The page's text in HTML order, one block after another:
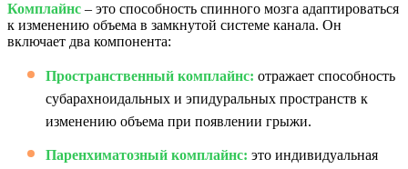
Комплайнс – это способность спинного мозга адаптироваться
к изменению объема в замкнутой системе канала. Он
включает два компонента:
Пространственный комплайнс: отражает способность
субарахноидальных и эпидуральных пространств к
изменению объема при появлении грыжи.
Паренхиматозный комплайнс: это индивидуальная